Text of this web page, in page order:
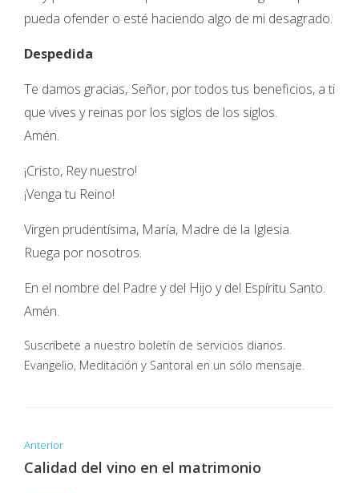
pueda ofender o esté haciendo algo de mi desagrado.
Despedida
Te damos gracias, Señor, por todos tus beneficios, a ti
que vives y reinas por los siglos de los siglos.
Amén.
¡Cristo, Rey nuestro!
¡Venga tu Reino!
Virgen prudentísima, María, Madre de la Iglesia.
Ruega por nosotros.
En el nombre del Padre y del Hijo y del Espíritu Santo.
Amén.
Suscríbete a nuestro boletín de servicios diarios.
Evangelio, Meditación y Santoral en un sólo mensaje.
Anterior
Calidad del vino en el matrimonio